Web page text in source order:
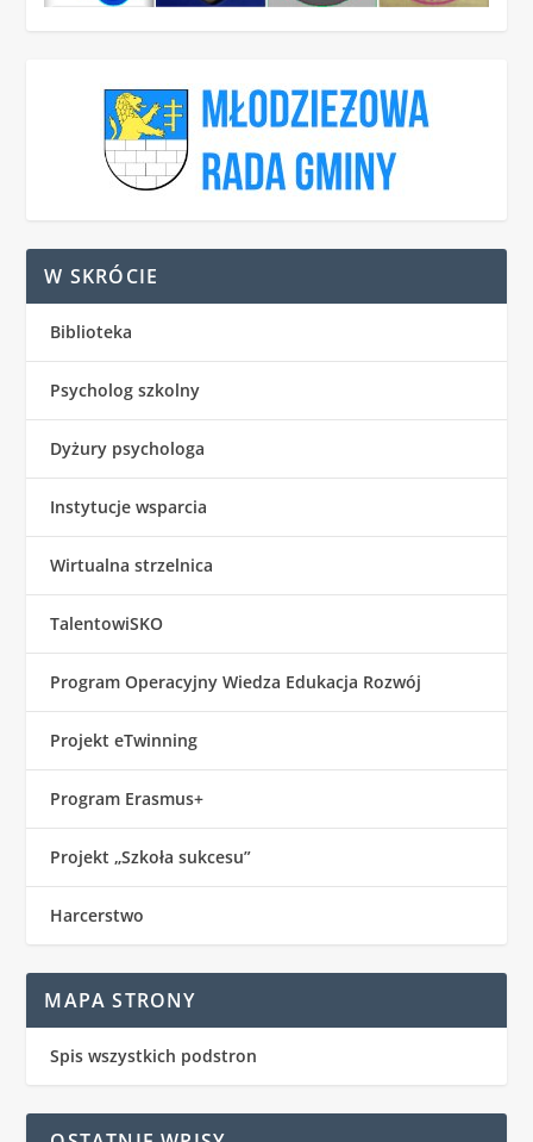
W SKRÓCIE
Biblioteka
Psycholog szkolny
Dyżury psychologa
Instytucje wsparcia
Wirtualna strzelnica
TalentowiSKO
Program Operacyjny Wiedza Edukacja Rozwój
Projekt eTwinning
Program Erasmus+
Projekt „Szkoła sukcesu”
Harcerstwo
MAPA STRONY
Spis wszystkich podstron